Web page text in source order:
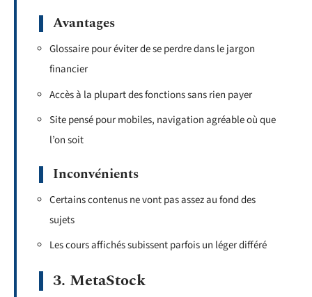
Avantages
Glossaire pour éviter de se perdre dans le jargon
financier
Accès à la plupart des fonctions sans rien payer
Site pensé pour mobiles, navigation agréable où que
l’on soit
Inconvénients
Certains contenus ne vont pas assez au fond des
sujets
Les cours affichés subissent parfois un léger différé
3. MetaStock